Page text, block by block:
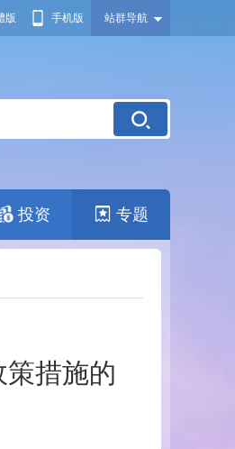
站群导航
版 手机版
投资 专题
措施的